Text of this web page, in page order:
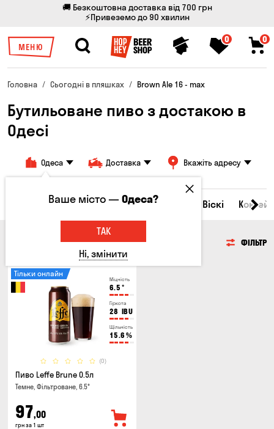
🚚 Безкоштовна доставка від 700 грн
⚡Привеземо до 90 хвилин
МЕНЮ
0 0
Головна Сьогодні в пляшках Brown Ale 16 - max
Бутильоване пиво з достакою в
Одесі
Одеса Доставка Вкажіть адресу
Всі товари Пиво Сидр Віскі
ФІЛЬТР
Міцність
6.5 °
Гіркота
28 IBU
Щільність
15.6 %
(0)
Тільки онлайн
Пиво Leffe Brune 0.5л
Темне, Фільтроване, 6.5°
97,00
грн за 1 шт
Ваше місто —Одеса?
ТАК
Ні, змінити